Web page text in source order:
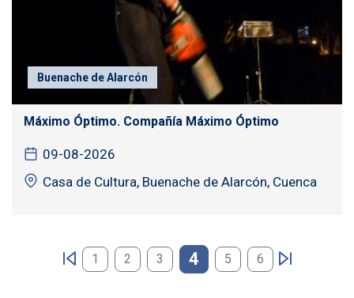
Buenache de Alarcón
Máximo Óptimo. Compañía Máximo Óptimo
09-08-2026
Casa de Cultura, Buenache de Alarcón, Cuenca
1 2 3 4 5 6